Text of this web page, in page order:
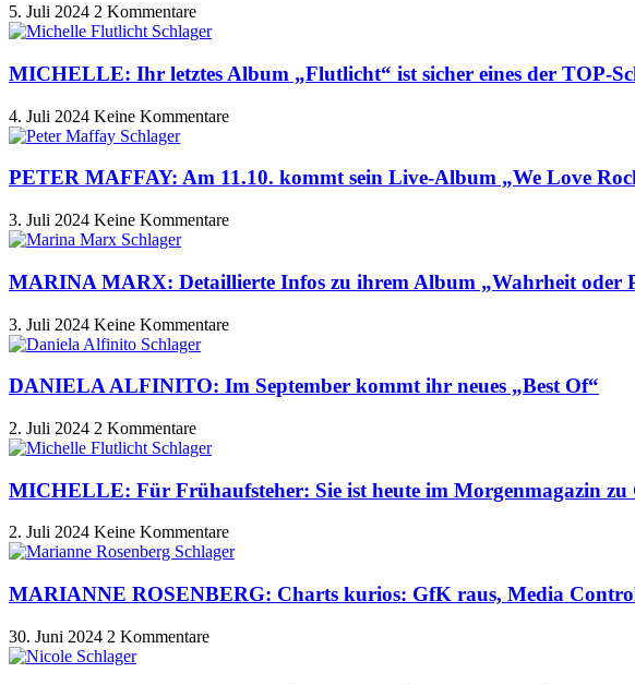
5. Juli 2024 2 Kommentare
MICHELLE: Ihr letztes Album „Flutlicht“ ist sicher eines der TOP-
4. Juli 2024 Keine Kommentare
PETER MAFFAY: Am 11.10. kommt sein Live-Album „We Love
3. Juli 2024 Keine Kommentare
MARINA MARX: Detaillierte Infos zu ihrem Album „Wahrheit oder
3. Juli 2024 Keine Kommentare
DANIELA ALFINITO: Im September kommt ihr neues „Best Of“
2. Juli 2024 2 Kommentare
MICHELLE: Für Frühaufsteher: Sie ist heute im Morgenmagazin zu
2. Juli 2024 Keine Kommentare
MARIANNE ROSENBERG: Charts kurios: GfK raus, Media
30. Juni 2024 2 Kommentare